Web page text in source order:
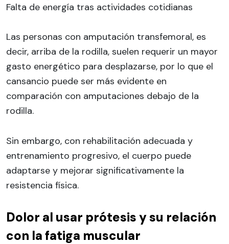
Falta de energía tras actividades cotidianas
Las personas con amputación transfemoral, es
decir, arriba de la rodilla, suelen requerir un mayor
gasto energético para desplazarse, por lo que el
cansancio puede ser más evidente en
comparación con amputaciones debajo de la
rodilla.
Sin embargo, con rehabilitación adecuada y
entrenamiento progresivo, el cuerpo puede
adaptarse y mejorar significativamente la
resistencia física.
Dolor al usar prótesis y su relación
con la fatiga muscular